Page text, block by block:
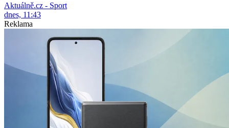
Aktuálně.cz - Sport
dnes, 11:43
Reklama